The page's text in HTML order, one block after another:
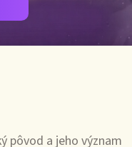
pôvod a jeho význam